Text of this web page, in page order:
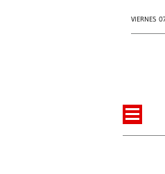
VIERNES